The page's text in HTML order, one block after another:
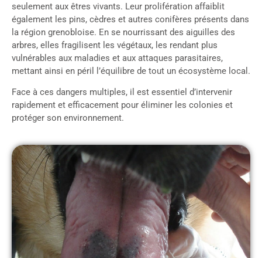
seulement aux êtres vivants. Leur prolifération affaiblit
également les pins, cèdres et autres conifères présents dans
la région grenobloise. En se nourrissant des aiguilles des
arbres, elles fragilisent les végétaux, les rendant plus
vulnérables aux maladies et aux attaques parasitaires,
mettant ainsi en péril l’équilibre de tout un écosystème local.
Face à ces dangers multiples, il est essentiel d’intervenir
rapidement et efficacement pour éliminer les colonies et
protéger son environnement.